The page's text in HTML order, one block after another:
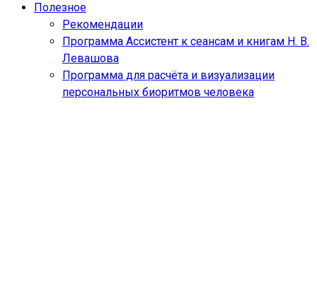
Полезное
Рекомендации
Программа Ассистент к сеансам и книгам Н. В.
Левашова
Программа для расчёта и визуализации
персональных биоритмов человека